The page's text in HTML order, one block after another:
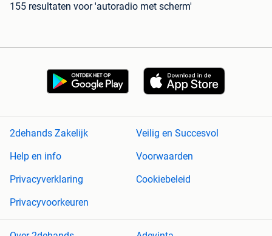
155 resultaten voor 'autoradio met scherm'
2dehands Zakelijk
Veilig en Succesvol
Help en info
Voorwaarden
Privacyverklaring
Cookiebeleid
Privacyvoorkeuren